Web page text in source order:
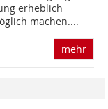
erheblich
machen....
mehr